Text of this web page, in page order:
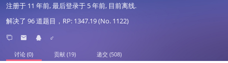
注册于 11 年前, 最后登录于 5 年前, 目前离线.
解决了 96 道题目，RP: 1347.19 (No. 1122)
♂
讨论 (0) 贡献 (19) 递交 (508)